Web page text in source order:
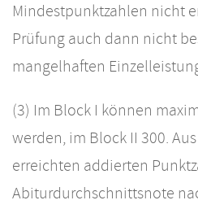
Mindestpunktzahlen nicht
Prüfung auch dann nicht
mangelhaften
(3) Im Block I können
werden, im Block II 300.
erreichten addierten
Abiturdurchschnittsnote